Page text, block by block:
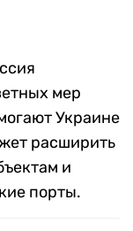
мер
Украине
расширить
и
порты.